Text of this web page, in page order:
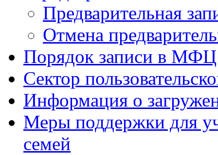
Предварительная
Отмена
Порядок записи в МФЦ
Сектор
Информация о
Меры поддержки для
семей